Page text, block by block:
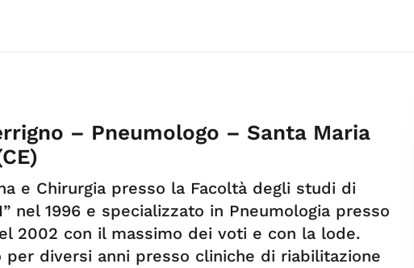
– Pneumologo – Santa Maria
e Chirurgia presso la Facoltà degli studi di
nel 1996 e specializzato in Pneumologia presso
2002 con il massimo dei voti e con la lode.
per diversi anni presso cliniche di riabilitazione